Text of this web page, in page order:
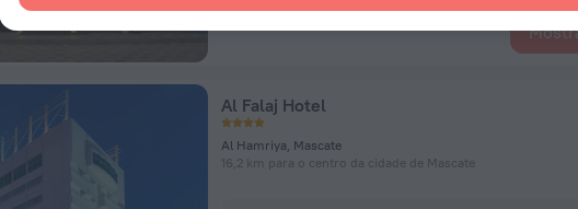
Al Falaj Hotel
Al Hamriya, Mascate
16,2 km para o centro da cidade de Mascate